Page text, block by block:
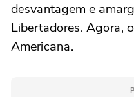
desvantagem e
Libertadores. Agora,
Americana.